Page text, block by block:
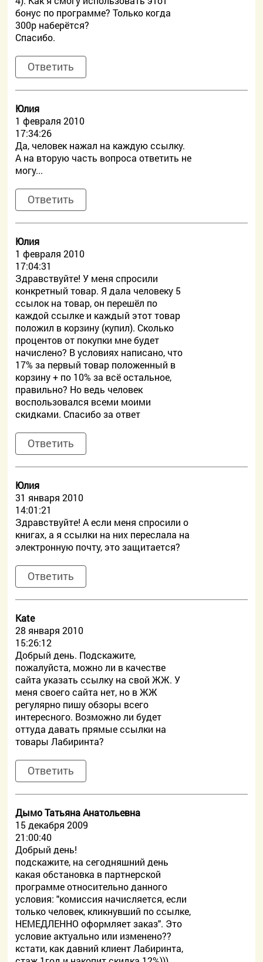
бонус по программе? Только когда
300р наберётся?
Спасибо.
Ответить
Юлия
1 февраля 2010
17:34:26
Да, человек нажал на каждую ссылку.
А на вторую часть вопроса ответить не
могу...
Ответить
Юлия
1 февраля 2010
17:04:31
Здравствуйте! У меня спросили
конкретный товар. Я дала человеку 5
ссылок на товар, он перешёл по
каждой ссылке и каждый этот товар
положил в корзину (купил). Сколько
процентов от покупки мне будет
начислено? В условиях написано, что
17% за первый товар положенный в
корзину + по 10% за всё остальное,
правильно? Но ведь человек
воспользовался всеми моими
скидками. Спасибо за ответ
Ответить
Юлия
31 января 2010
14:01:21
Здравствуйте! А если меня спросили о
книгах, а я ссылки на них переслала на
электронную почту, это защитается?
Ответить
Kate
28 января 2010
15:26:12
Добрый день. Подскажите,
пожалуйста, можно ли в качестве
сайта указать ссылку на свой ЖЖ. У
меня своего сайта нет, но в ЖЖ
регулярно пишу обзоры всего
интересного. Возможно ли будет
оттуда давать прямые ссылки на
товары Лабиринта?
Ответить
Дымо Татьяна Анатольевна
15 декабря 2009
21:00:40
Добрый день!
подскажите, на сегодняшний день
какая обстановка в партнерской
программе относительно данного
условия: "комиссия начисляется, если
только человек, кликнувший по ссылке,
НЕМЕДЛЕННО оформляет заказ". Это
условие актуально или изменено??
кстати, как давний клиент Лабиринта,